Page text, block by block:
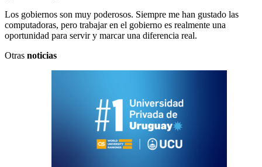
Los gobiernos son muy poderosos. Siempre me han gustado las
computadoras, pero trabajar en el gobierno es realmente una
oportunidad para servir y marcar una diferencia real.
Otras noticias